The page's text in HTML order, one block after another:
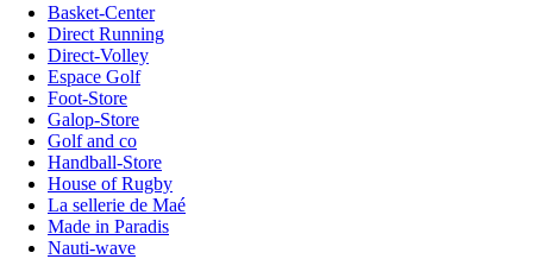
Basket-Center
Direct Running
Direct-Volley
Espace Golf
Foot-Store
Galop-Store
Golf and co
Handball-Store
House of Rugby
La sellerie de Maé
Made in Paradis
Nauti-wave